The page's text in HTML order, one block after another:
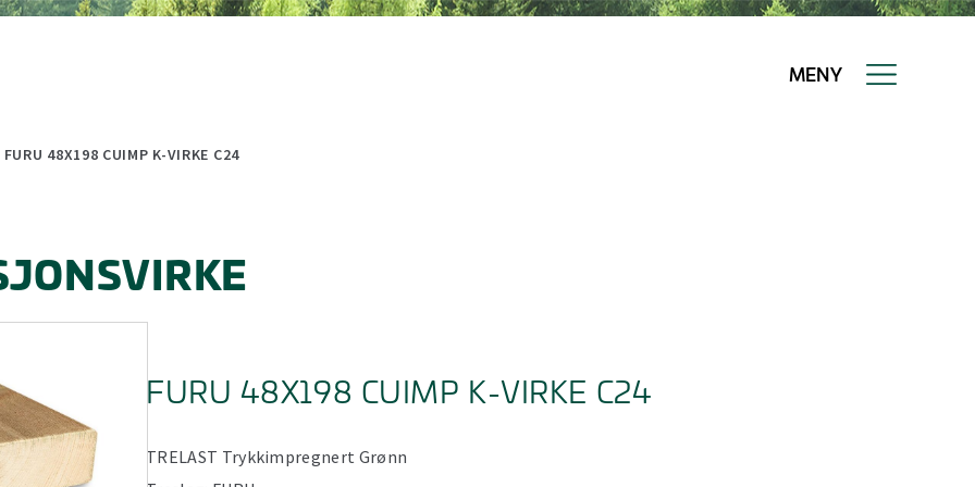
for å forminske.
MENY
FURU 48X198 CUIMP K-VIRKE C24
FURU 48X198 CUIMP K-VIRKE C24
TRELAST Trykkimpregnert Grønn